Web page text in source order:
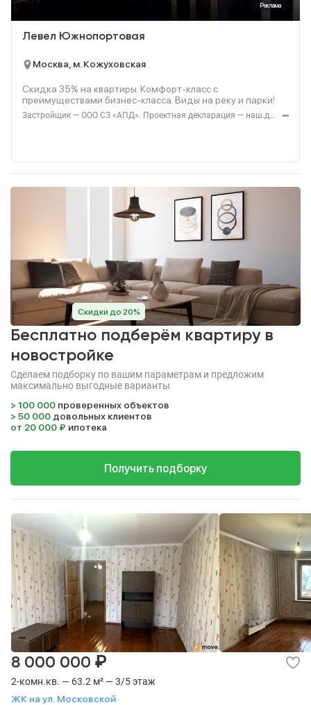
Реклама
Левел Южнопортовая
Москва, м. Кожуховская
Скидка 35% на квартиры. Комфорт-класс с
преимуществами бизнес-класса. Виды на реку и парки!
Застройщик — ООО СЗ «АПД». Проектная декларация — наш.дом.рф. Акция до 28.02.2026. Не оферта. Подробности — Level.ru
Скидки до 20%
Бесплатно подберём квартиру в
новостройке
Сделаем подборку по вашим параметрам и предложим
максимально выгодные варианты
> 100 000 проверенных объектов
> 50 000 довольных клиентов
от 20 000 ₽ ипотека
Получить подборку
2-комн.кв. — 63.2 м² — 3/5 этаж
ЖК на ул. Московской
8 000 000 ₽